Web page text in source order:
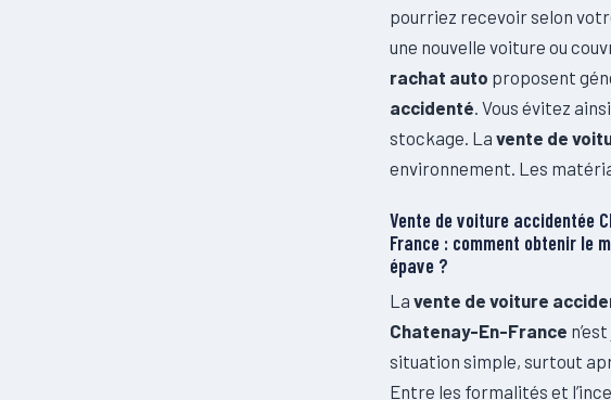
pourriez recevoir selon
une nouvelle voiture ou
rachat auto proposent
accidenté . Vous évitez
stockage. La vente de
environnement. Les
Vente de voiture accidentée
France : comment obtenir le
épave ?
La vente de voiture
Chatenay-En-France
situation simple, surtout
Entre les formalités et